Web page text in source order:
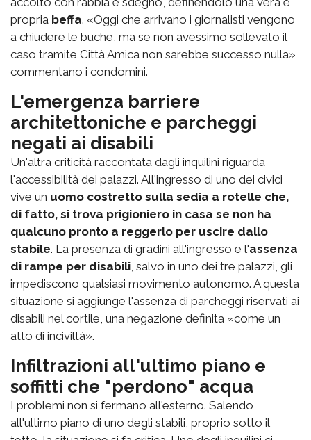
propria beffa. «Oggi che arrivano i giornalisti vengono
a chiudere le buche, ma se non avessimo sollevato il
caso tramite Città Amica non sarebbe successo nulla»
commentano i condomini.
L'emergenza barriere
architettoniche e parcheggi
negati ai disabili
Un'altra criticità raccontata dagli inquilini riguarda
l'accessibilità dei palazzi. All'ingresso di uno dei civici
vive un uomo costretto sulla sedia a rotelle che,
di fatto, si trova prigioniero in casa se non ha
qualcuno pronto a reggerlo per uscire dallo
stabile. La presenza di gradini all'ingresso e l'assenza
di rampe per disabili , salvo in uno dei tre palazzi, gli
impediscono qualsiasi movimento autonomo. A questa
situazione si aggiunge l'assenza di parcheggi riservati ai
disabili nel cortile, una negazione definita «come un
atto di inciviltà».
Infiltrazioni all'ultimo piano e
soffitti che "perdono" acqua
I problemi non si fermano all'esterno. Salendo
all'ultimo piano di uno degli stabili, proprio sotto il